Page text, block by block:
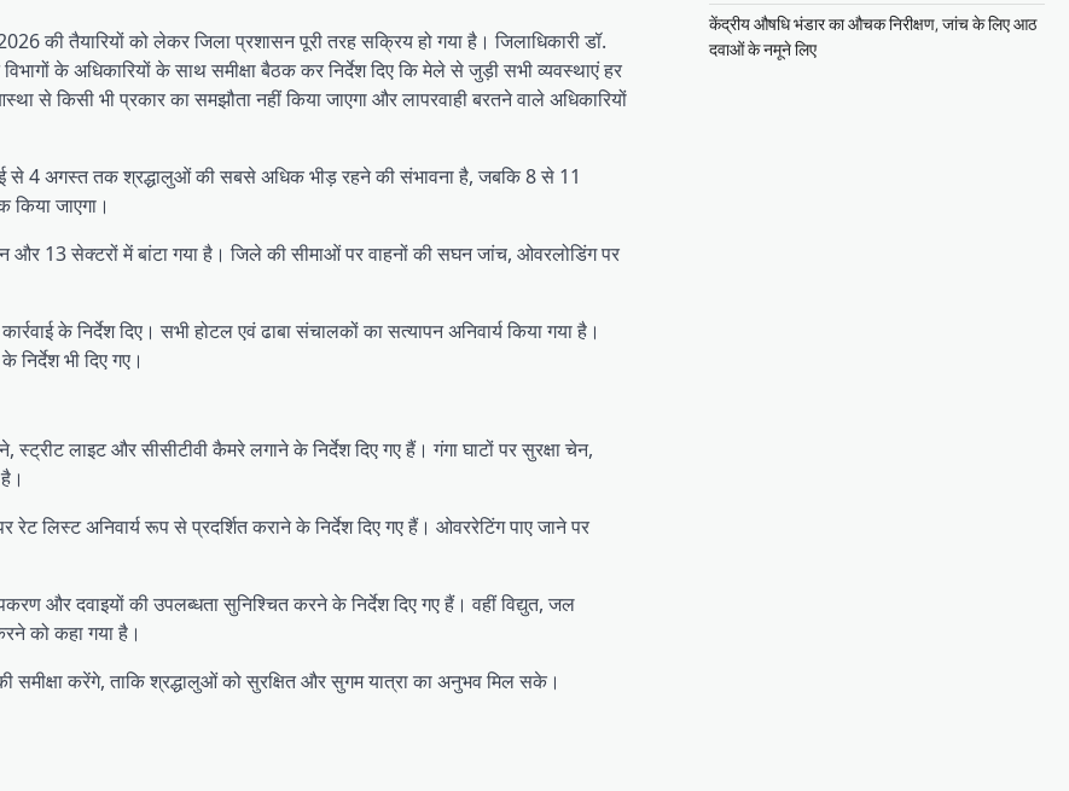
की तैयारियों को लेकर जिला प्रशासन पूरी तरह सक्रिय हो गया है। जिलाधिकारी डॉ.
के अधिकारियों के साथ समीक्षा बैठक कर निर्देश दिए कि मेले से जुड़ी सभी व्यवस्थाएं हर
से किसी भी प्रकार का समझौता नहीं किया जाएगा और लापरवाही बरतने वाले अधिकारियों
4 अगस्त तक श्रद्धालुओं की सबसे अधिक भीड़ रहने की संभावना है, जबकि 8 से 11
जाएगा।
और 13 सेक्टरों में बांटा गया है। जिले की सीमाओं पर वाहनों की सघन जांच, ओवरलोडिंग पर
के निर्देश दिए। सभी होटल एवं ढाबा संचालकों का सत्यापन अनिवार्य किया गया है।
निर्देश भी दिए गए।
लाइट और सीसीटीवी कैमरे लगाने के निर्देश दिए गए हैं। गंगा घाटों पर सुरक्षा चेन,
रेट लिस्ट अनिवार्य रूप से प्रदर्शित कराने के निर्देश दिए गए हैं। ओवररेटिंग पाए जाने पर
और दवाइयों की उपलब्धता सुनिश्चित करने के निर्देश दिए गए हैं। वहीं विद्युत, जल
को कहा गया है।
समीक्षा करेंगे, ताकि श्रद्धालुओं को सुरक्षित और सुगम यात्रा का अनुभव मिल सके।
केंद्रीय औषधि भंडार का औचक निरीक्षण, जांच के लिए आठ
दवाओं के नमूने लिए